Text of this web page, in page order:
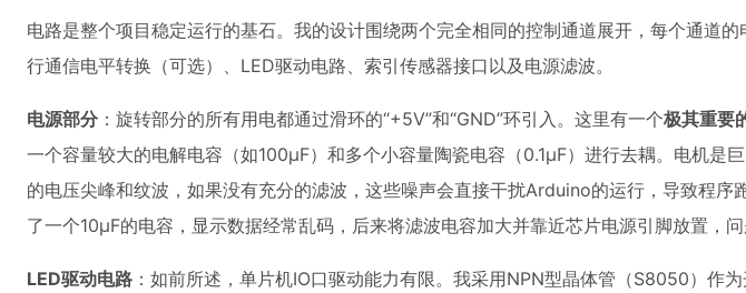
电路是整个项目稳定运行的基石。我的设计围绕两个完全相同的控制通道展开，每个通道
行通信电平转换（可选）、LED驱动电路、索引传感器接口以及电源滤波。
电源部分 ：旋转部分的所有用电都通过滑环的“+5V”和“GND”环引入。这里有一个极其重要
一个容量较大的电解电容（如100µF）和多个小容量陶瓷电容（0.1µF）进行去耦。电机是
的电压尖峰和纹波，如果没有充分的滤波，这些噪声会直接干扰Arduino的运行，导致程序
了一个10µF的电容，显示数据经常乱码，后来将滤波电容加大并靠近芯片电源引脚放置，问
LED驱动电路 ：如前所述，单片机IO口驱动能力有限。我采用NPN型晶体管（S8050）作